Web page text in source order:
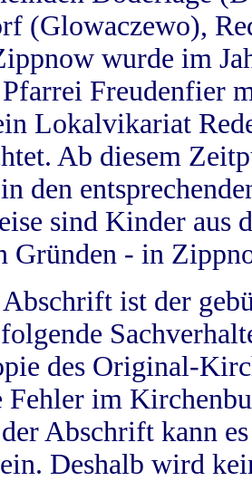
(Glowaczewo),
wurde im
Pfarrei Freudenfier
Lokalvikariat
Ab diesem
den
sind Kinder aus
Gründen - in
ist der
des Original-
Fehler im
Abschrift kann
Deshalb wird